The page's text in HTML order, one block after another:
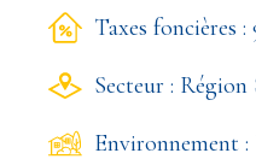
Taxes foncières :
Secteur :
Environnement